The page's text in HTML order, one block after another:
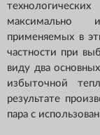
максимально
применяемых в
частности при
виду два
избыточной
результате
пара с